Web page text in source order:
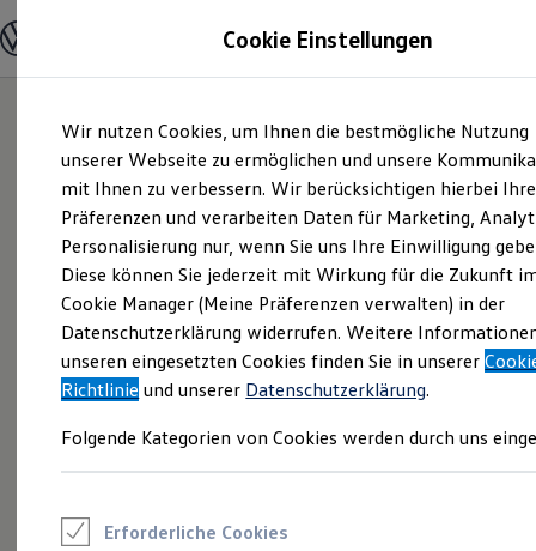
Hauptinhalt
springen
Footer
springen
Modelle und Konfigurator
Modelle vergleichen
Elektroautos
ENERGY Sondermodelle
Nutzfahrzeuge
SUV und CUV
Familienautos
Kombis
Kompaktwagen
Sportwagen
Schnell verfügbare Fahrzeuge
Angebote und Produkte
Aktuelle Angebote
E-Auto-Förderung
Volkswagen Marktplatz
Junge Gebrauchtwagen und Gebrauchtwagen
Saisonangebote
Cookie Einstellungen
Wir nutzen Cookies, um Ihnen die bestmögliche Nutzung
unserer Webseite zu ermöglichen und unsere
mit Ihnen zu verbessern. Wir berücksichtigen hierbei Ihre
Präferenzen und verarbeiten Daten für Marketing,
Personalisierung nur, wenn Sie uns Ihre Einwilligung
Diese können Sie jederzeit mit Wirkung für die Zukunft
Cookie Manager (Meine Präferenzen verwalten) in der
Datenschutzerklärung widerrufen. Weitere
unseren eingesetzten Cookies finden Sie in unserer
Richtlinie und unserer Datenschutzerklärung.
Folgende Kategorien von Cookies werden durch uns
Erforderliche Cookies